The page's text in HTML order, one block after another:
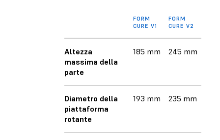
FORM
CURE V1
FORM
CURE V2
Altezza
massima della
parte
185 mm 245 mm
Diametro della
piattaforma
rotante
193 mm 235 mm